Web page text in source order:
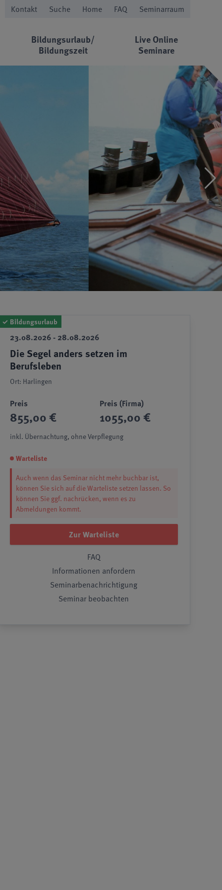
Kontakt Suche Home FAQ Seminarraum
Bildungsurlaub/
Bildungszeit
Live Online
Seminare
✓ Bildungsurlaub
23.08.2026 - 28.08.2026
Die Segel anders setzen im
Berufsleben
Ort: Harlingen
Preis
855,00 €
Preis (Firma)
1055,00 €
inkl. Übernachtung, ohne Verpflegung
Warteliste
Auch wenn das Seminar nicht mehr buchbar ist,
können Sie sich auf die Warteliste setzen lassen. So
können Sie ggf. nachrücken, wenn es zu
Abmeldungen kommt.
Zur Warteliste
FAQ
Informationen anfordern
Seminarbenachrichtigung
Seminar beobachten